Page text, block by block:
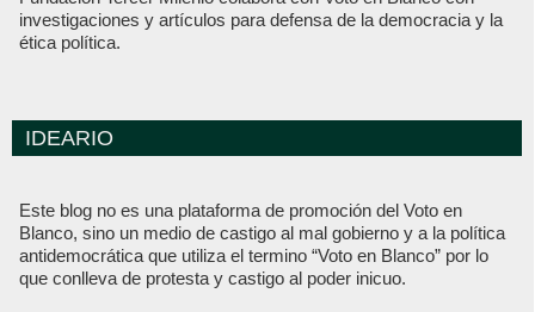
investigaciones y artículos para defensa de la democracia y la
ética política.
IDEARIO
Este blog no es una plataforma de promoción del Voto en
Blanco, sino un medio de castigo al mal gobierno y a la política
antidemocrática que utiliza el termino “Voto en Blanco” por lo
que conlleva de protesta y castigo al poder inicuo.